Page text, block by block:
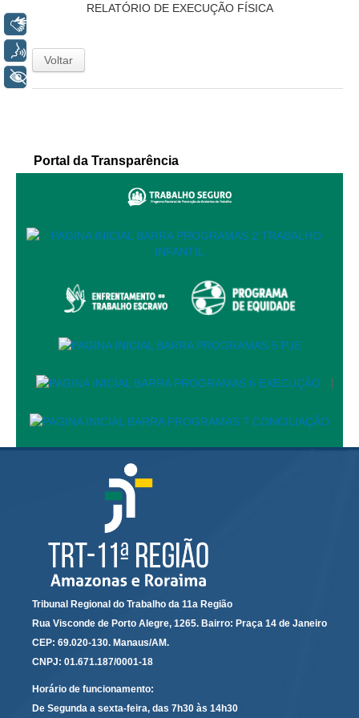
Servidores
Comitê de Combate ao Trabalho Infantil e de Estímulo à
Aprendizagem
Moral, do Assédio Sexual e da Discriminação
Comitê Gestor do Plano de Contratações e Aquisições
Grupo Operacional do Centro de Inteligência
Comitê PopRuaJud
Comissão Permanente de Avaliação Documental
Governança
Gestão Estratégica
Governança das Contratações Obras
Rede de Governança Colaborativa
Laboratório de Inovação
Assessoria de Governança de Gestão de Pessoas
Sites Institucionais
Biblioteca
Educação a distância
RELATÓRIO DE EXECUÇÃO FÍSICA
Voltar
Portal da Transparência
|
Tribunal Regional do Trabalho da 11a Região
Rua Visconde de Porto Alegre, 1265. Bairro: Praça 14 de Janeiro
CEP: 69.020-130. Manaus/AM.
CNPJ: 01.671.187/0001-18
Horário de funcionamento:
De Segunda a sexta-feira, das 7h30 às 14h30
Voz
+ Acessibilidade